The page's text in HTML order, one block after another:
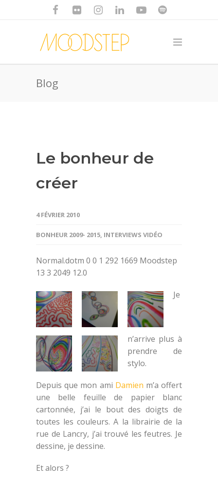
Blog
Le bonheur de
créer
4 FÉVRIER 2010
BONHEUR 2009- 2015, INTERVIEWS VIDÉO
Normal.dotm 0 0 1 292 1669 Moodstep
13 3 2049 12.0
Je
n’arrive plus à
prendre de
stylo.
Depuis que mon ami Damien m’a offert
une belle feuille de papier blanc
cartonnée, j’ai le bout des doigts de
toutes les couleurs. A la librairie de la
rue de Lancry, j’ai trouvé les feutres. Je
dessine, je dessine.
Et alors ?